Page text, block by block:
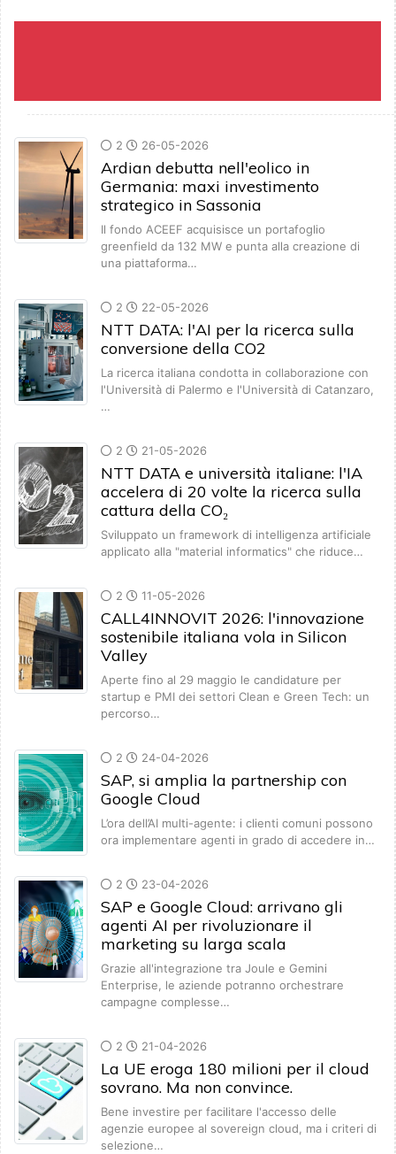
2 26-05-2026
Ardian debutta nell'eolico in
Germania: maxi investimento
strategico in Sassonia
Il fondo ACEEF acquisisce un portafoglio
greenfield da 132 MW e punta alla creazione di
una piattaforma…
2 22-05-2026
NTT DATA: l'AI per la ricerca sulla
conversione della CO2
La ricerca italiana condotta in collaborazione con
l'Università di Palermo e l'Università di Catanzaro,
…
2 21-05-2026
NTT DATA e università italiane: l'IA
accelera di 20 volte la ricerca sulla
cattura della CO₂
Sviluppato un framework di intelligenza artificiale
applicato alla "material informatics" che riduce…
2 11-05-2026
CALL4INNOVIT 2026: l'innovazione
sostenibile italiana vola in Silicon
Valley
Aperte fino al 29 maggio le candidature per
startup e PMI dei settori Clean e Green Tech: un
percorso…
2 24-04-2026
SAP, si amplia la partnership con
Google Cloud
L’ora dell’AI multi-agente: i clienti comuni possono
ora implementare agenti in grado di accedere in…
2 23-04-2026
SAP e Google Cloud: arrivano gli
agenti AI per rivoluzionare il
marketing su larga scala
Grazie all'integrazione tra Joule e Gemini
Enterprise, le aziende potranno orchestrare
campagne complesse…
2 21-04-2026
La UE eroga 180 milioni per il cloud
sovrano. Ma non convince.
Bene investire per facilitare l'accesso delle
agenzie europee al sovereign cloud, ma i criteri di
selezione…